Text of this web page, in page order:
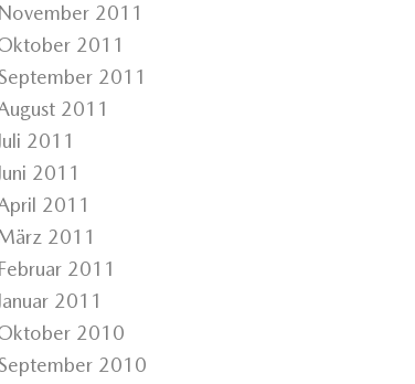
November 2011
2011
2011
2011
Juli 2011
Juni 2011
2011
2011
Februar 2011
Januar 2011
2010
2010